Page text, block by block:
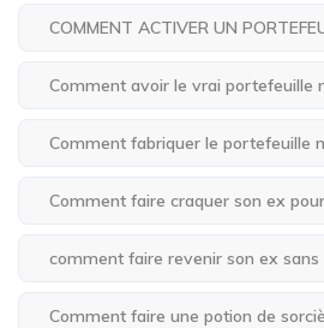
COMMENT ACTIVER UN
Comment avoir le vrai portefeuille
Comment fabriquer le portefeuille
Comment faire craquer son ex pour
comment faire revenir son ex sans
Comment faire une potion de